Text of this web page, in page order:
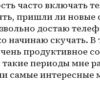
часто включать
пришли ли
достаю
начинаю скучать. В
продуктивное
такие периоды мне
самые интересные